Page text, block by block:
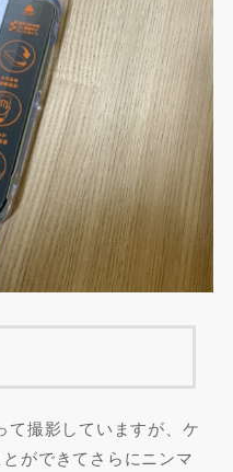
て撮影していますが、ケ
ができてさらにニンマ